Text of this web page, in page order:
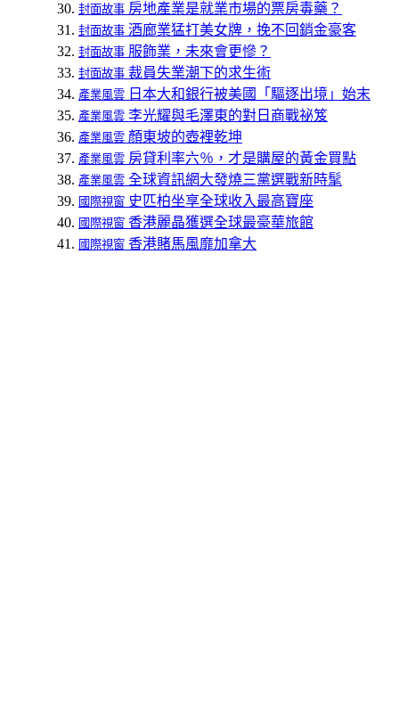
封面故事 房地產業是就業市場的票房毒藥？
封面故事 酒廊業猛打美女牌，挽不回銷金豪客
封面故事 服飾業，未來會更慘？
封面故事 裁員失業潮下的求生術
產業風雲 日本大和銀行被美國「驅逐出境」始末
產業風雲 李光耀與毛澤東的對日商戰祕笈
產業風雲 顏東坡的壺裡乾坤
產業風雲 房貸利率六％，才是購屋的黃金買點
產業風雲 全球資訊網大發燒三黨選戰新時髦
國際視窗 史匹柏坐享全球收入最高寶座
國際視窗 香港麗晶獲選全球最豪華旅館
國際視窗 香港賭馬風靡加拿大